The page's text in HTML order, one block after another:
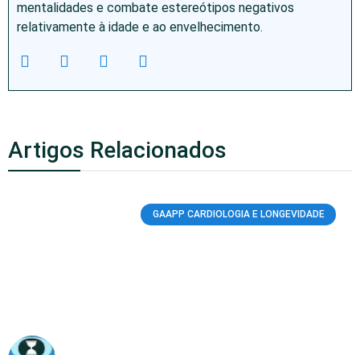
mentalidades e combate estereótipos negativos
relativamente à idade e ao envelhecimento.
Artigos Relacionados
GAAPP CARDIOLOGIA E LONGEVIDADE